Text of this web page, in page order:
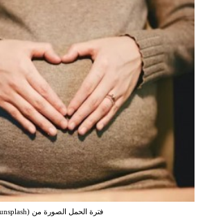
فترة الحمل الصورة من (unsplash)